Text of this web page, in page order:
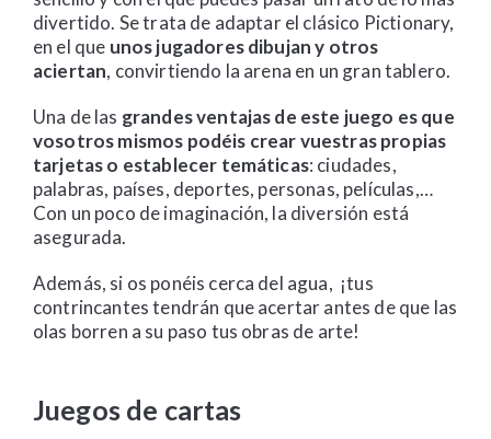
divertido. Se trata de adaptar el clásico Pictionary,
en el que unos jugadores dibujan y otros
aciertan, convirtiendo la arena en un gran tablero.
Una de las grandes ventajas de este juego es que
vosotros mismos podéis crear vuestras propias
tarjetas o establecer temáticas: ciudades,
palabras, países, deportes, personas, películas,…
Con un poco de imaginación, la diversión está
asegurada.
Además, si os ponéis cerca del agua, ¡tus
contrincantes tendrán que acertar antes de que las
olas borren a su paso tus obras de arte!
Juegos de cartas